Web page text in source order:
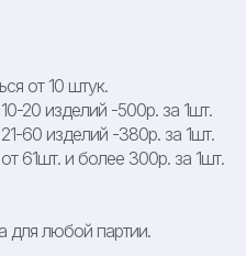
от 10 штук.
20 изделий -500р. за 1шт.
60 изделий -380р. за 1шт.
61шт. и более 300р. за 1шт.
для любой партии.